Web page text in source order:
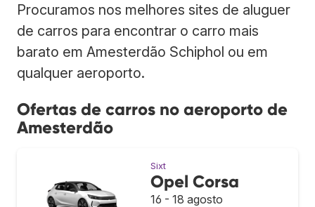
Procuramos nos melhores sites de aluguer
de carros para encontrar o carro mais
barato em Amesterdão Schiphol ou em
qualquer aeroporto.
Ofertas de carros no aeroporto de
Amesterdão
Sixt
Opel Corsa
16 - 18 agosto